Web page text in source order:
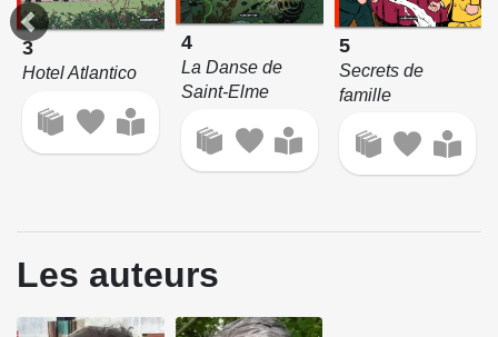
3
Hotel Atlantico
4
La Danse de
Saint-Elme
5
Secrets de
famille
Les auteurs